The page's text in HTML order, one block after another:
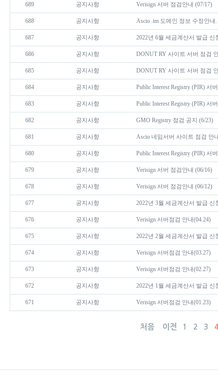
689 공지사항 Verisign 서버 점검안내 (07/17)
688 공지사항 Ascio .im 도메인 정보 수정안내.
687 공지사항 2022년 6월 세금계산서 발급 신
686 공지사항 DONUT RY 사이트 서버 점검
685 공지사항 DONUT RY 사이트 서버 점검
684 공지사항 Public Interest Registry (PIR) 서
683 공지사항 Public Interest Registry (PIR) 서
682 공지사항 GMO Registry 점검 공지 (6/23)
681 공지사항 Ascio 네임서버 사이트 점검 안
680 공지사항 Public Interest Registry (PIR) 서
679 공지사항 Verisign 서버 점검안내 (06/16)
678 공지사항 Verisign 서버 점검안내 (06/12)
677 공지사항 2022년 3월 세금계산서 발급 신
676 공지사항 Verisign 서버점검 안내(04.24)
675 공지사항 2022년 2월 세금계산서 발급 신
674 공지사항 Verisign 서버점검 안내(03.27)
673 공지사항 Verisign 서버점검 안내(02.27)
672 공지사항 2022년 1월 세금계산서 발급 신
671 공지사항 Verisign 서버점검 안내(01.23)
처음 이전 1 2 3